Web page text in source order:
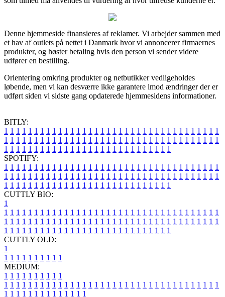
Denne hjemmeside finansieres af reklamer. Vi arbejder sammen med
et hav af outlets på nettet i Danmark hvor vi annoncerer firmaernes
produkter, og høster betaling hvis den person vi sender videre
udfører en bestilling.
Orientering omkring produkter og netbutikker vedligeholdes
løbende, men vi kan desværre ikke garantere imod ændringer der er
udført siden vi sidste gang opdaterede hjemmesidens informationer.
BITLY:
1 1 1 1 1 1 1 1 1 1 1 1 1 1 1 1 1 1 1 1 1 1 1 1 1 1 1 1 1 1 1 1 1 1 1 1
1 1 1 1 1 1 1 1 1 1 1 1 1 1 1 1 1 1 1 1 1 1 1 1 1 1 1 1 1 1 1 1 1 1 1 1
1 1 1 1 1 1 1 1 1 1 1 1 1 1 1 1 1 1 1 1 1 1 1 1 1 1 1 1
SPOTIFY:
1 1 1 1 1 1 1 1 1 1 1 1 1 1 1 1 1 1 1 1 1 1 1 1 1 1 1 1 1 1 1 1 1 1 1 1
1 1 1 1 1 1 1 1 1 1 1 1 1 1 1 1 1 1 1 1 1 1 1 1 1 1 1 1 1 1 1 1 1 1 1 1
1 1 1 1 1 1 1 1 1 1 1 1 1 1 1 1 1 1 1 1 1 1 1 1 1 1 1 1
CUTTLY BIO:
1
1 1 1 1 1 1 1 1 1 1 1 1 1 1 1 1 1 1 1 1 1 1 1 1 1 1 1 1 1 1 1 1 1 1 1 1
1 1 1 1 1 1 1 1 1 1 1 1 1 1 1 1 1 1 1 1 1 1 1 1 1 1 1 1 1 1 1 1 1 1 1 1
1 1 1 1 1 1 1 1 1 1 1 1 1 1 1 1 1 1 1 1 1 1 1 1 1 1 1 1
CUTTLY OLD:
1
1 1 1 1 1 1 1 1 1 1
MEDIUM:
1 1 1 1 1 1 1 1 1 1
1 1 1 1 1 1 1 1 1 1 1 1 1 1 1 1 1 1 1 1 1 1 1 1 1 1 1 1 1 1 1 1 1 1 1 1
1 1 1 1 1 1 1 1 1 1 1 1 1 1